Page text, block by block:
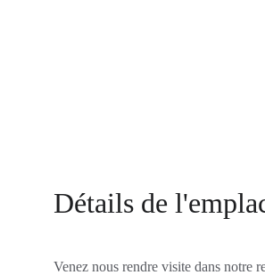
Détails de
Venez nous rendre visite dans notre